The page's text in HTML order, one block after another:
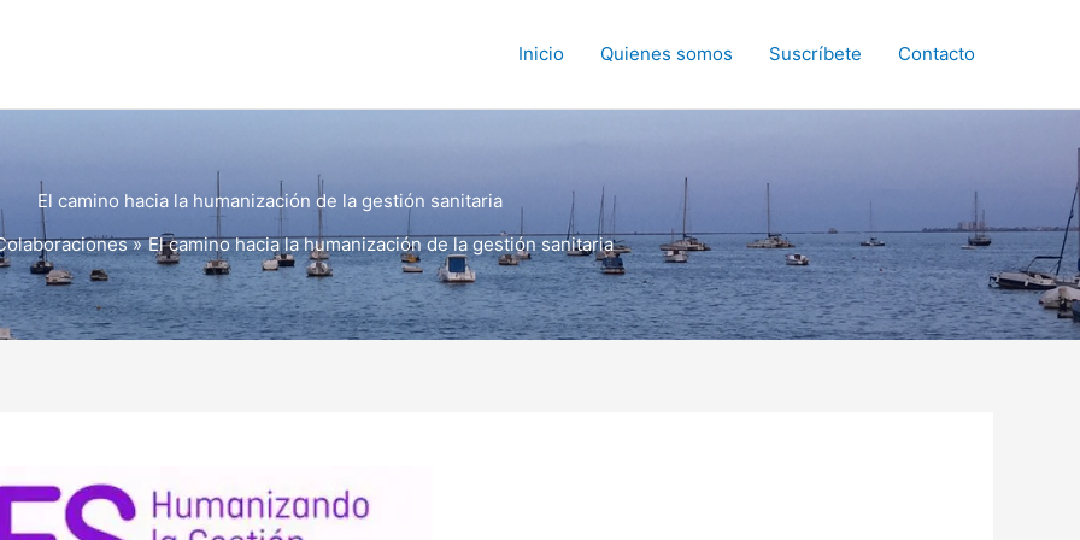
Inicio Quienes somos Suscríbete Contacto
El camino hacia la humanización de la gestión sanitaria
El camino hacia la humanización de la gestión sanitaria